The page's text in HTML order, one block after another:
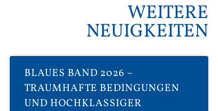
WEITERE
NEUIGKEITEN
BLAUES BAND 2026 –
TRAUMHAFTE BEDINGUNGEN
UND HOCHKLASSIGER